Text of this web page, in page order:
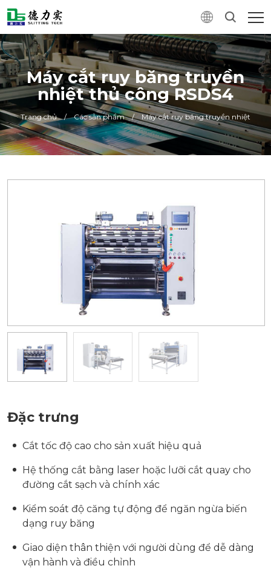
Máy cắt ruy băng truyền
nhiệt thủ công RSDS4
Trang chủ / Các sản phẩm / Máy cắt ruy băng truyền nhiệt
Đặc trưng
Cắt tốc độ cao cho sản xuất hiệu quả
Hệ thống cắt bằng laser hoặc lưỡi cắt quay cho
đường cắt sạch và chính xác
Kiểm soát độ căng tự động để ngăn ngừa biến
dạng ruy băng
Giao diện thân thiện với người dùng để dễ dàng
vận hành và điều chỉnh